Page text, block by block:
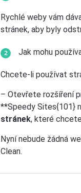
Rychlé weby vám
stránek, aby byly
Jak mohu
Chcete-li používat
– Otevřete rozšíření
**Speedy Sites{101}
stránek, které
Nyní nebude žádná
Clean.